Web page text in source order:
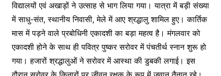
विद्यालयों एवं अखाड़ों ने उत्साह से भाग लिया गया। यात्रा में बड़ी संख्या
में साधु-संत, स्थानीय निवासी, मेले में आए श्रद्धालु शामिल हुए। कार्तिक
मास में पड़ने वाले प्रबोधिनी एकादशी का बड़ा महत्व है। मंगलवार को
एकादशी होने के साथ ही पवित्र पुष्कर सरोवर में पंचतीर्थ स्नान शुरू हो
गया। हजारों श्रद्धालुओं ने सरोवर में आस्था की डुबकी लगाई। इस